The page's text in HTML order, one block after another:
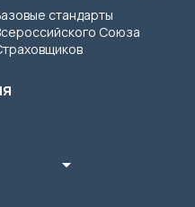
стандарты
Союза